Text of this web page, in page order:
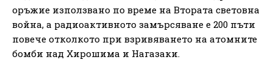
оръжие използвано по време на Втората световна
война, а радиоактивното замърсяване е 200 пъти
повече отколкото при взривяването на атомните
бомби над Хирошима и Нагазаки.